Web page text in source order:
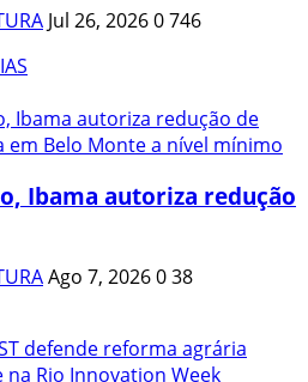
Jul 26, 20260746
Ibama autoriza redução
Ago 7, 2026038